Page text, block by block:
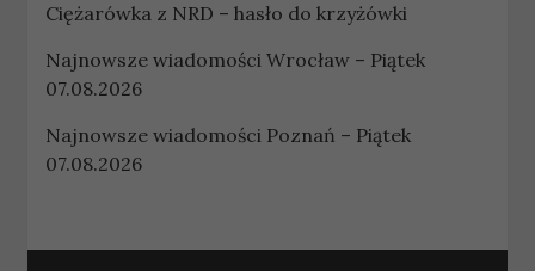
Ciężarówka z NRD – hasło do krzyżówki
Najnowsze wiadomości Wrocław – Piątek
07.08.2026
Najnowsze wiadomości Poznań – Piątek
07.08.2026